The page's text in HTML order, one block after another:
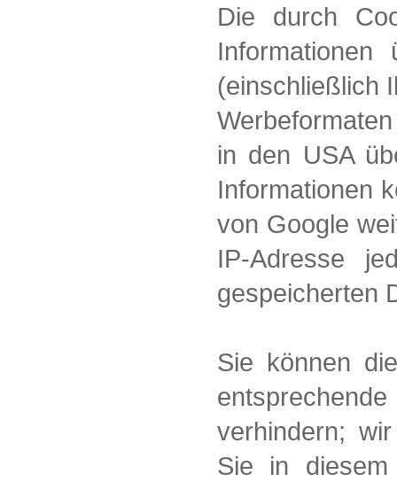
Die durch
(einschließlich
in den USA
Informationen
von Google
IP-Adresse
gespeicherten
Sie können
verhindern;
Sie in diesem